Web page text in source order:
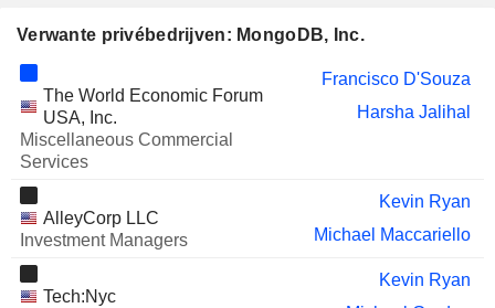
Verwante privébedrijven: MongoDB, Inc.
The World Economic Forum
USA, Inc.
Miscellaneous Commercial
Services
Francisco D'Souza
Harsha Jalihal
AlleyCorp LLC
Investment Managers
Kevin Ryan
Michael Maccariello
Tech:Nyc
Kevin Ryan